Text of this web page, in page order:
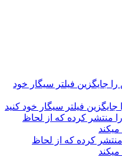
فیلتر سیگار خود کنید
کرده که از لحاظ